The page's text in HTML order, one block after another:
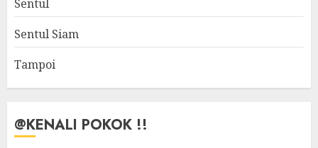
Sentul
Sentul Siam
Tampoi
@KENALI POKOK !!